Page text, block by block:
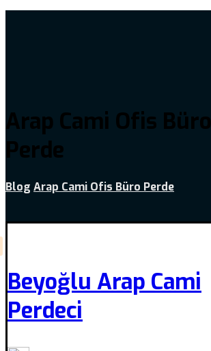
Arap Cami Ofis Büro
Perde
Blog Arap Cami Ofis Büro Perde
Beyoğlu Arap Cami
Perdeci